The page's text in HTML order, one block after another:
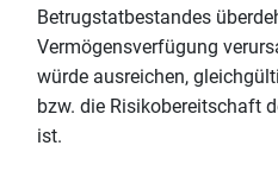
Betrugstatbestandes
Vermögensverfügung
würde ausreichen,
bzw. die Risikobereitschaft
ist.